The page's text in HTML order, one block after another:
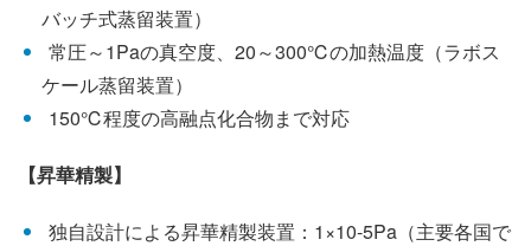
バッチ式蒸留装置）
常圧～1Paの真空度、20～300℃の加熱温度（ラボス
ケール蒸留装置）
150℃程度の高融点化合物まで対応
【昇華精製】
独自設計による昇華精製装置：1×10-5Pa（主要各国で